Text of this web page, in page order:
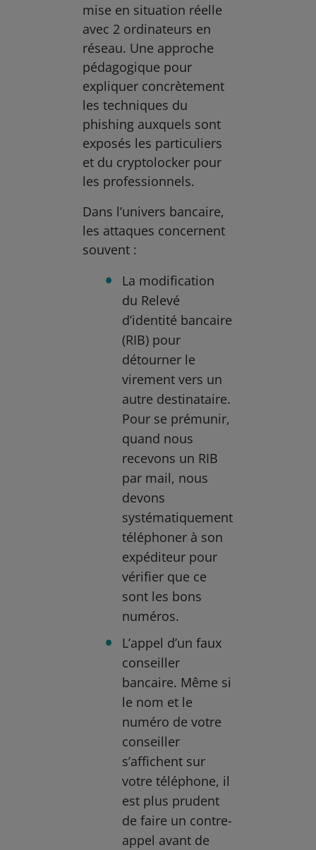
mise en situation réelle
avec 2 ordinateurs en
réseau. Une approche
pédagogique pour
expliquer concrètement
les techniques du
phishing auxquels sont
exposés les particuliers
et du cryptolocker pour
les professionnels.
Dans l’univers bancaire,
les attaques concernent
souvent :
La modification
du Relevé
d’identité bancaire
(RIB) pour
détourner le
virement vers un
autre destinataire.
Pour se prémunir,
quand nous
recevons un RIB
par mail, nous
devons
systématiquement
téléphoner à son
expéditeur pour
vérifier que ce
sont les bons
numéros.
L’appel d’un faux
conseiller
bancaire. Même si
le nom et le
numéro de votre
conseiller
s’affichent sur
votre téléphone, il
est plus prudent
de faire un contre-
appel avant de